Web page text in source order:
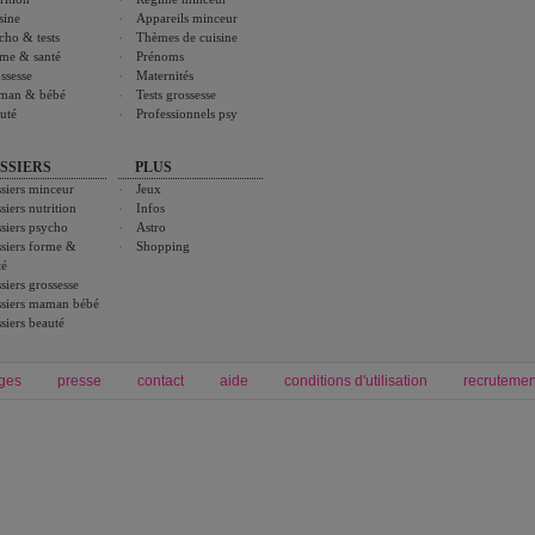
& tests
& santé
& bébé
minceur
nutrition
psycho
forme &
grossesse
maman bébé
beauté
Appareils minceur
Thèmes de cuisine
Prénoms
Maternités
Tests grossesse
Professionnels psy
PLUS
Jeux
Infos
Astro
Shopping
presse contact aide conditions d'utilisation